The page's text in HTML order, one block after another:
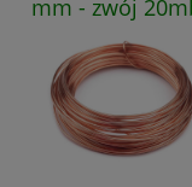
mm - zwój